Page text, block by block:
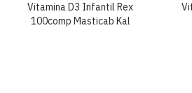
Vitamina D3 Infantil Rex
100comp Masticab Kal